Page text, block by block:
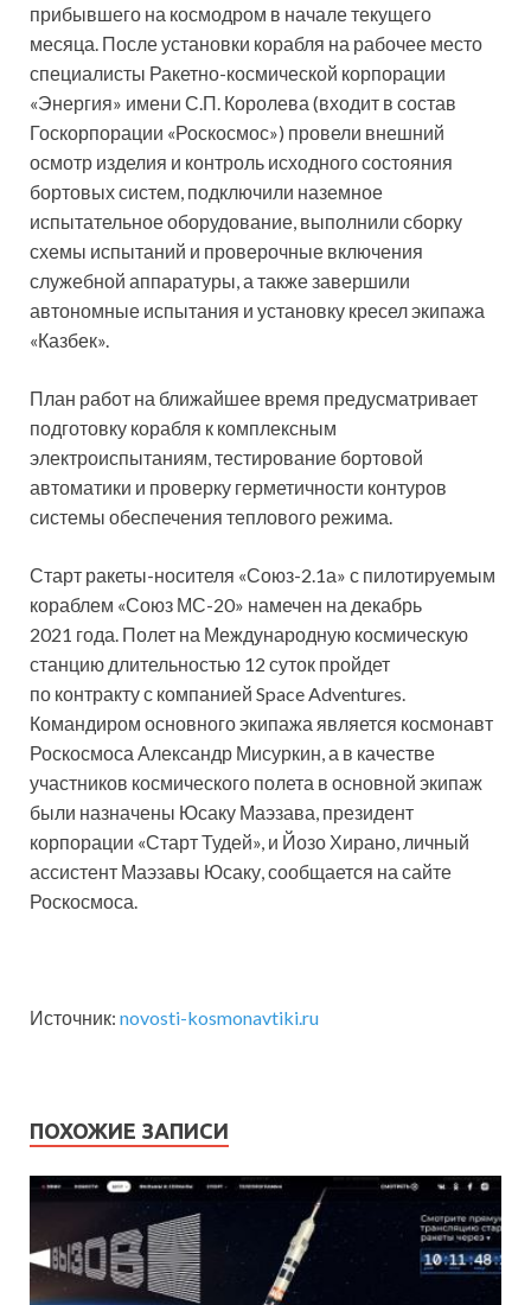
прибывшего на космодром в начале текущего
месяца. После установки корабля на рабочее место
специалисты Ракетно-космической корпорации
«Энергия» имени С.П. Королева (входит в состав
Госкорпорации «Роскосмос») провели внешний
осмотр изделия и контроль исходного состояния
бортовых систем, подключили наземное
испытательное оборудование, выполнили сборку
схемы испытаний и проверочные включения
служебной аппаратуры, а также завершили
автономные испытания и установку кресел экипажа
«Казбек».
План работ на ближайшее время предусматривает
подготовку корабля к комплексным
электроиспытаниям, тестирование бортовой
автоматики и проверку герметичности контуров
системы обеспечения теплового режима.
Старт ракеты-носителя «Союз-2.1а» с пилотируемым
кораблем «Союз МС-20» намечен на декабрь
2021 года. Полет на Международную космическую
станцию длительностью 12 суток пройдет
по контракту с компанией Space Adventures.
Командиром основного экипажа является космонавт
Роскосмоса Александр Мисуркин, а в качестве
участников космического полета в основной экипаж
были назначены Юсаку Маэзава, президент
корпорации «Старт Тудей», и Йозо Хирано, личный
ассистент Маэзавы Юсаку, сообщается на сайте
Роскосмоса.
Источник: novosti-kosmonavtiki.ru
ПОХОЖИЕ ЗАПИСИ